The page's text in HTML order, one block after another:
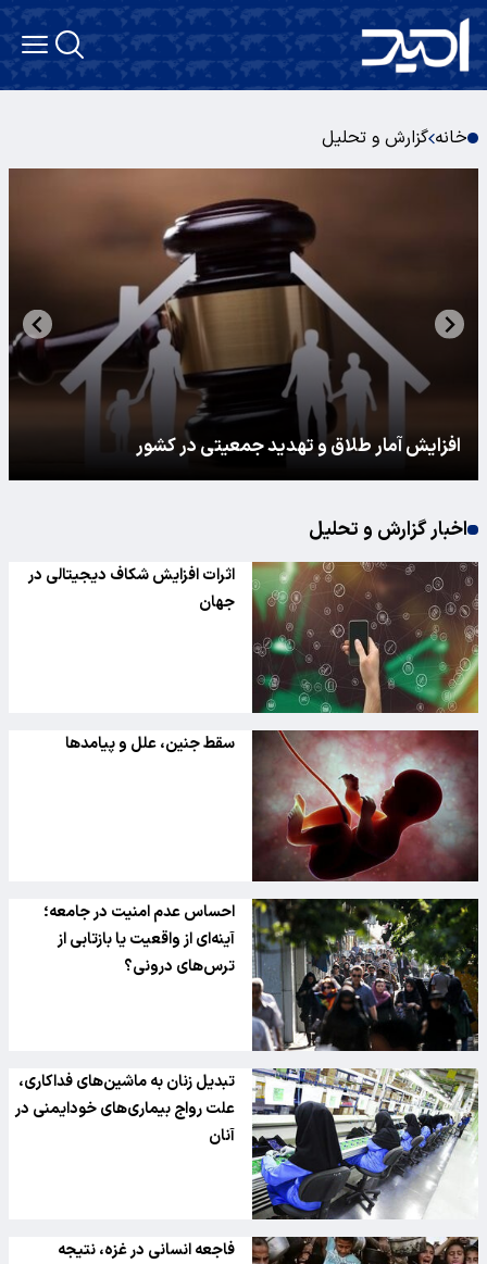
خانه گزارش و تحلیل
افزایش آمار طلاق و تهدید جمعیتی در کشور
اخبار گزارش و تحلیل
اثرات افزایش شکاف دیجیتالی در
جهان
سقط جنین، علل و پیامدها
احساس عدم امنیت در جامعه؛
آینه‌ای از واقعیت یا بازتابی از
ترس‌های درونی؟
تبدیل زنان به ماشین‌های فداکاری،
علت رواج بیماری‌های خودایمنی در
آنان
فاجعه انسانی در غزه، نتیجه